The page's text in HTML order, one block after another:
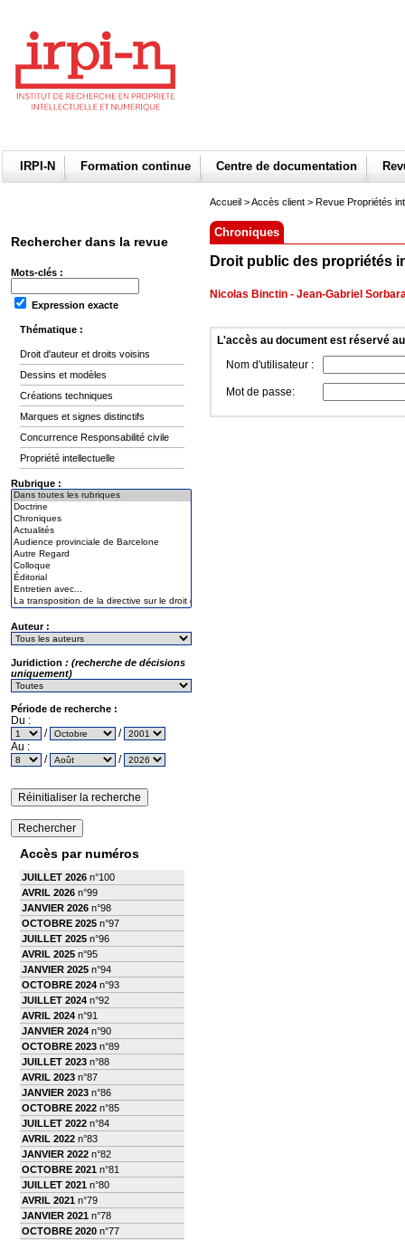
IRPI-N Formation continue Centre de documentation
Rechercher dans la revue
Mots-clés :
Expression exacte
Thématique :
Droit d'auteur et droits voisins
Dessins et modèles
Créations techniques
Marques et signes distinctifs
Concurrence Responsabilité civile
Propriété intellectuelle
Rubrique :
Auteur :
Juridiction : (recherche de décisions
uniquement)
Période de recherche :
Du :
/
/
Au :
/
/
Accès par numéros
JUILLET 2026 n°100
AVRIL 2026 n°99
JANVIER 2026 n°98
OCTOBRE 2025 n°97
JUILLET 2025 n°96
AVRIL 2025 n°95
JANVIER 2025 n°94
OCTOBRE 2024 n°93
JUILLET 2024 n°92
AVRIL 2024 n°91
JANVIER 2024 n°90
OCTOBRE 2023 n°89
JUILLET 2023 n°88
AVRIL 2023 n°87
JANVIER 2023 n°86
OCTOBRE 2022 n°85
JUILLET 2022 n°84
AVRIL 2022 n°83
JANVIER 2022 n°82
OCTOBRE 2021 n°81
JUILLET 2021 n°80
AVRIL 2021 n°79
JANVIER 2021 n°78
OCTOBRE 2020 n°77
Accueil >Accès client > Revue Propriétés
Chroniques
Droit public des propriétés
Nicolas Binctin - Jean-Gabriel
L'accès au document est réservé
Nom d'utilisateur :
Mot de passe: